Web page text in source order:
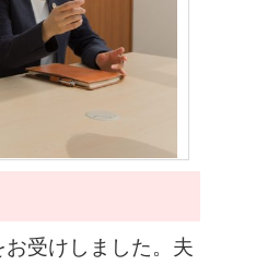
受けしました。夫